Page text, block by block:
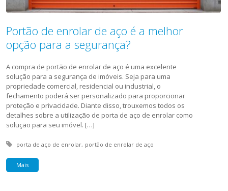
Portão de enrolar de aço é a melhor
opção para a segurança?
A compra de portão de enrolar de aço é uma excelente
solução para a segurança de imóveis. Seja para uma
propriedade comercial, residencial ou industrial, o
fechamento poderá ser personalizado para proporcionar
proteção e privacidade. Diante disso, trouxemos todos os
detalhes sobre a utilização de porta de aço de enrolar como
solução para seu imóvel. […]
Tagged with:
porta de aço de enrolar portão de enrolar de aço
Mais